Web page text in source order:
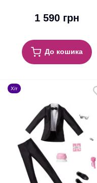
1 590 грн
До кошика
Хіт